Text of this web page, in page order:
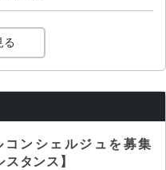
る
ンシェルジュを募集
タンス】